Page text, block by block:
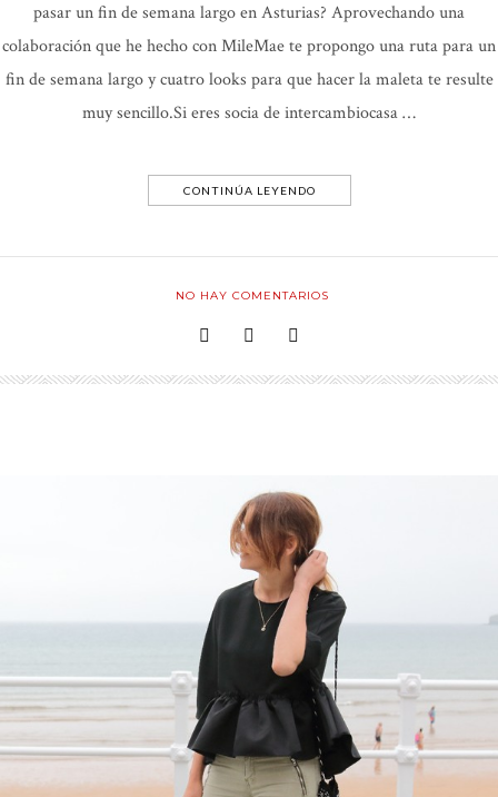
pasar un fin de semana largo en Asturias? Aprovechando una
colaboración que he hecho con MileMae te propongo una ruta para un
fin de semana largo y cuatro looks para que hacer la maleta te resulte
muy sencillo.Si eres socia de intercambiocasa …
CONTINÚA LEYENDO
NO HAY COMENTARIOS